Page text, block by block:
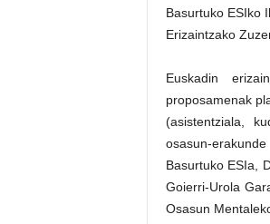
Basurtuko ESIko
Erizaintzako
Euskadin
proposamenak
(asistentziala,
osasun-
Basurtuko ESIa,
Goierri-Urola
Osasun